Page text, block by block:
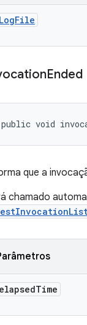
LogFile
Ended
public void
que a
chamado
elapsedTime